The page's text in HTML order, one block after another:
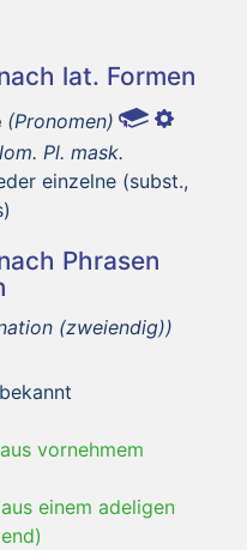
lat. Formen
(Pronomen)
Pl. mask.
einzelne (subst.,
Phrasen
(zweiendig))
aus vornehmem
aus einem adeligen